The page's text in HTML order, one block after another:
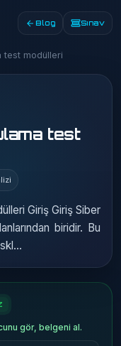
Blog Sınav
test modülleri
test
Giriş Giriş Siber
biridir. Bu
gör, belgeni al.